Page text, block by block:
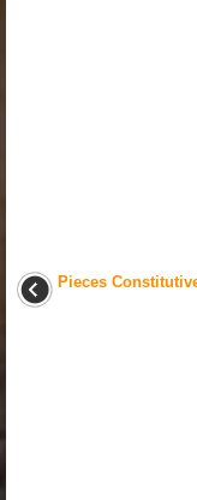
Pieces